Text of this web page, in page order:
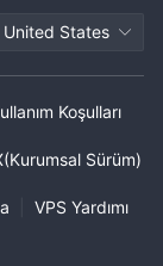
United States
Koşulları
Sürüm)
VPS Yardımı